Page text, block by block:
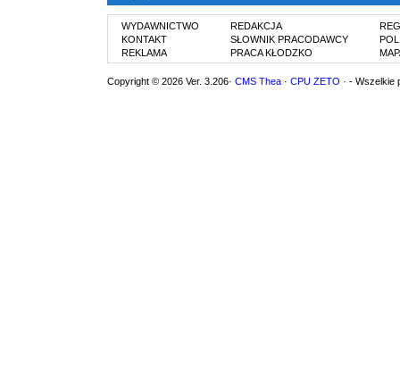
WYDAWNICTWO
KONTAKT
REKLAMA
REDAKCJA
SŁOWNIK PRACODAWCY
PRACA KŁODZKO
Copyright © 2026 Ver. 3.206· CMS Thea · CPU ZETO · - Wszelkie